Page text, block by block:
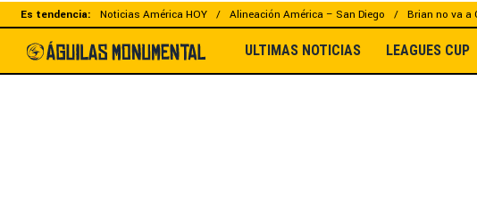
Es tendencia: Noticias América HOY Alineación América – San Diego Brian no va a
ULTIMAS NOTICIAS LEAGUES CUP